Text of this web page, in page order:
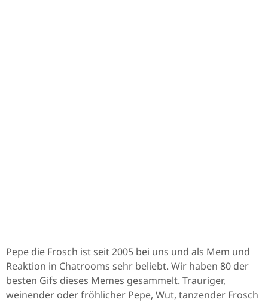
Pepe die Frosch ist seit 2005 bei uns und als Mem und
Reaktion in Chatrooms sehr beliebt. Wir haben 80 der
besten Gifs dieses Memes gesammelt. Trauriger,
weinender oder fröhlicher Pepe, Wut, tanzender Frosch